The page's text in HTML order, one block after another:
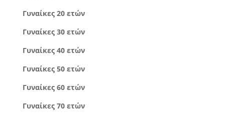
Γυναίκες 20 ετών
Γυναίκες 30 ετών
Γυναίκες 40 ετών
Γυναίκες 50 ετών
Γυναίκες 60 ετών
Γυναίκες 70 ετών